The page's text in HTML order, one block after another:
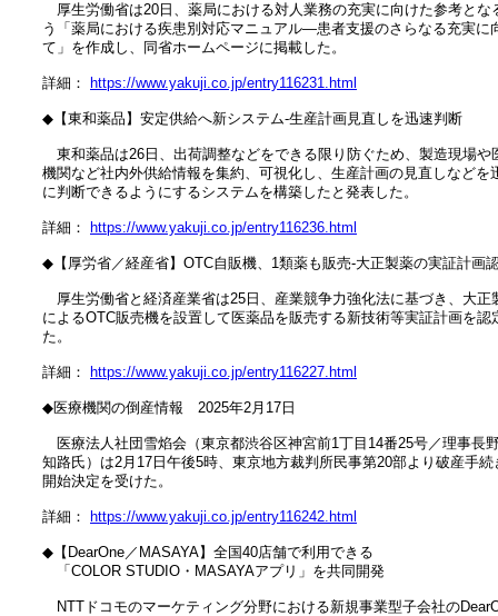
厚生労働省は20日、薬局における対人業務の充実に向けた参考とな
う「薬局における疾患別対応マニュアル―患者支援のさらなる充実に
て」を作成し、同省ホームページに掲載した。
詳細： https://www.yakuji.co.jp/entry116231.html
◆【東和薬品】安定供給へ新システム‐生産計画見直しを迅速判断
東和薬品は26日、出荷調整などをできる限り防ぐため、製造現場や
機関など社内外供給情報を集約、可視化し、生産計画の見直しなどを
に判断できるようにするシステムを構築したと発表した。
詳細： https://www.yakuji.co.jp/entry116236.html
◆【厚労省／経産省】OTC自販機、1類薬も販売‐大正製薬の実証計画
厚生労働省と経済産業省は25日、産業競争力強化法に基づき、大正
によるOTC販売機を設置して医薬品を販売する新技術等実証計画を認
た。
詳細： https://www.yakuji.co.jp/entry116227.html
◆医療機関の倒産情報　2025年2月17日
医療法人社団雪焰会（東京都渋谷区神宮前1丁目14番25号／理事長
知路氏）は2月17日午後5時、東京地方裁判所民事第20部より破産手続
開始決定を受けた。
詳細： https://www.yakuji.co.jp/entry116242.html
◆【DearOne／MASAYA】全国40店舗で利用できる
「COLOR STUDIO・MASAYAアプリ」を共同開発
NTTドコモのマーケティング分野における新規事業型子会社の